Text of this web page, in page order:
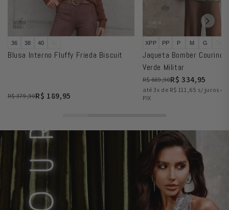
36 38 40
Blusa Interno Fluffy Frieda Biscuit
R$ 379,90R$ 189,95
XPP PP P M G
Jaqueta Bomber Courino
Verde Militar
R$ 669,90R$ 334,95
até 3x de R$ 111,65 s/ juros
PIX